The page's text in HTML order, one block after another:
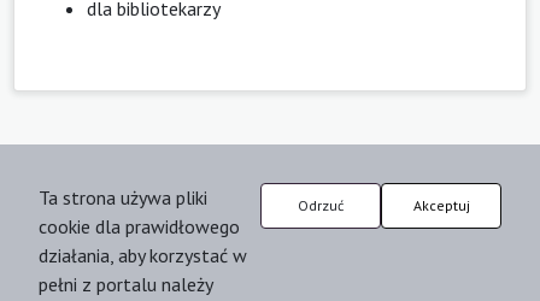
dla bibliotekarzy
Ta strona używa pliki
cookie dla prawidłowego
działania, aby korzystać w
pełni z portalu należy
Odrzuć Akceptuj